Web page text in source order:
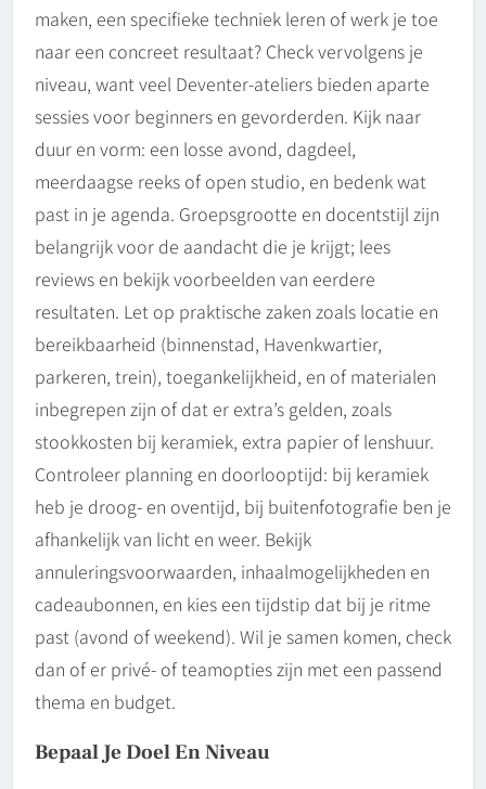
maken, een specifieke techniek leren of werk je toe
naar een concreet resultaat? Check vervolgens je
niveau, want veel Deventer-ateliers bieden aparte
sessies voor beginners en gevorderden. Kijk naar
duur en vorm: een losse avond, dagdeel,
meerdaagse reeks of open studio, en bedenk wat
past in je agenda. Groepsgrootte en docentstijl zijn
belangrijk voor de aandacht die je krijgt; lees
reviews en bekijk voorbeelden van eerdere
resultaten. Let op praktische zaken zoals locatie en
bereikbaarheid (binnenstad, Havenkwartier,
parkeren, trein), toegankelijkheid, en of materialen
inbegrepen zijn of dat er extra’s gelden, zoals
stookkosten bij keramiek, extra papier of lenshuur.
Controleer planning en doorlooptijd: bij keramiek
heb je droog- en oventijd, bij buitenfotografie ben je
afhankelijk van licht en weer. Bekijk
annuleringsvoorwaarden, inhaalmogelijkheden en
cadeaubonnen, en kies een tijdstip dat bij je ritme
past (avond of weekend). Wil je samen komen, check
dan of er privé- of teamopties zijn met een passend
thema en budget.
Bepaal Je Doel En Niveau